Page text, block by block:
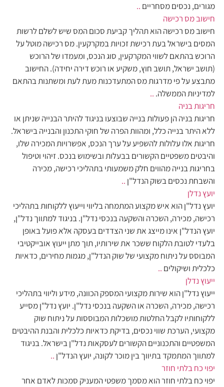
מגורים, נכסים מסחריים ..
חישוב מס רכישה
חישוב מס רכישה הוא תהליך קביעת סכום המס שיש לשלם לרשות
המסים בישראל בעת רכישת זכויות במקרקעין. מס רכישה מוטל על
הרוכש בהתאם לשווי המקרקעין, סוג הנכס, ומעמדו של הרוכש
(תושב ישראל, תושב חוץ, משקיע או רוכש דירה יחידה). החישוב
מתבצע על פי מדרגות מס המתעדכנות מעת לעת ומשתנות בהתאם
למדיניות הממשלה. ..
חריגות בניה
חריגות בניה הן פעולות בנייה שבוצעו בניגוד להיתר הבנייה שניתן או
ללא היתר בנייה כלל, ומהוות הפרה של חוקי התכנון והבנייה בישראל.
חריגות אלו עלולות להשפיע על ערך הנכס, אפשרויות המכירה שלו,
והיבטים משפטיים הקשורים בבעלות ובשימוש בנכס. זיהוי וטיפול
בחריגות בנייה מהווים חלק משמעותי בתהליכי רכישה, מכירה
והשבחת נכסים בשוק הנדל"ן ..
יועץ נדלן
יועץ נדל"ן הוא איש מקצוע המתמחה בליווי וייעוץ ללקוחות בתהליכי
רכישה, מכירה, השכרה והשקעה בנכסי נדל"ן. בניגוד למתווך נדל"ן,
יועץ הנדל"ן אינו מייצג את שני הצדדים בעסקה אלא פועל באופן
בלעדי לטובת הלקוח ששכר את שירותיו, תוך מתן ייעוץ אובייקטיבי
המבוסס על ניתוח מקצועי של שוק הנדל"ן, מגמות מחירים, כדאיות
כלכלית ושיקולים ..
ייעוץ נדלן
ייעוץ נדל"ן הוא שירות מקצועי המספק הכוונה, מידע וליווי בתהליכי
רכישה, מכירה, השכרה או השקעה בנכסי נדל"ן. יועץ נדל"ן מסייע
ללקוחותיו לקבל החלטות מושכלות המבוססות על ניתוח שוק
מקצועי, הערכת שווי נכסים, בדיקת כדאיות כלכלית והבנת ההיבטים
המשפטיים והתכנוניים הקשורים לעסקאות נדל"ן בישראל. בניגוד
למתווך המתמקד בתיווך בין מוכר לקונה, יועץ הנדל"ן ..
יפוי כח בלתי חוזר
יפוי כח בלתי חוזר הוא מסמך משפטי המעניק סמכות לאדם אחר